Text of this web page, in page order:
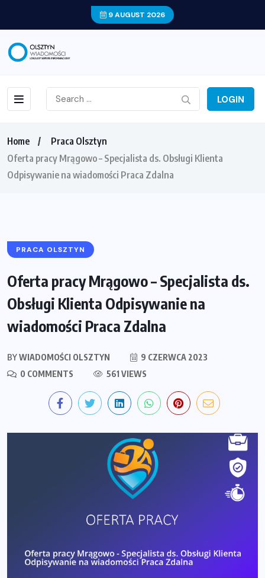
9 AUGUST 2026
LOGIN
Home
Praca Olsztyn
Oferta pracy Mrągowo – Specjalista ds. Obsługi Klienta
Odpisywanie na wiadomości Praca Zdalna
PRACA OLSZTYN
Oferta pracy Mrągowo – Specjalista ds.
Obsługi Klienta Odpisywanie na
wiadomości Praca Zdalna
BYWIADOMOŚCI OLSZTYN
9 CZERWCA 2023
0 COMMENTS
561 VIEWS